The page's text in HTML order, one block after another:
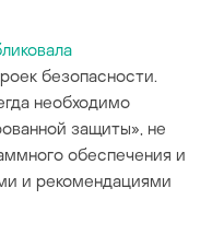
безопасности.
необходимо
защиты», не
обеспечения и
и рекомендациями